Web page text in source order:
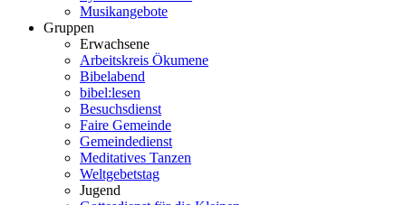
Musikangebote
Gruppen
Erwachsene
Arbeitskreis Ökumene
Bibelabend
bibel:lesen
Besuchsdienst
Faire Gemeinde
Gemeindedienst
Meditatives Tanzen
Weltgebetstag
Jugend